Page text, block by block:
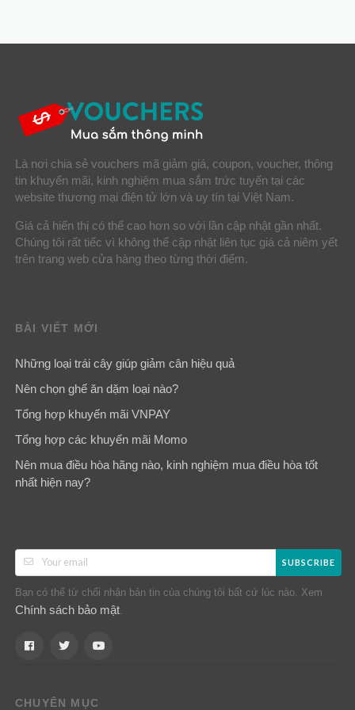
Là nơi chia sẻ vouchers mã giảm giá, coupon, voucher, thông
tin khuyến mãi, kinh nghiệm mua sắm trức tuyến tại các
website thương mại điện tử lớn và uy tín tại Việt Nam.
Giá cả hiển thị có thể cao hơn so với lần cập nhật gần nhất.
Chúng tôi rất tiếc vì không thể cập nhật liên tục giá cả niêm yết
trên trang web cửa hàng theo từng thời điểm.
BÀI VIẾT MỚI
Những loại trái cây giúp giảm cân hiệu quả
Nên chọn ghế ăn dặm loại nào?
Tổng hợp khuyến mãi VNPAY
Tổng hợp các khuyến mãi Momo
Nên mua điều hòa hãng nào, kinh nghiệm mua điều hòa tốt
nhất hiện nay?
SUBSCRIBE
Bạn có thể từ chối nhận bản tin của chúng tôi bất cứ lúc nào. Xem
Chính sách bảo mật
CHUYÊN MỤC